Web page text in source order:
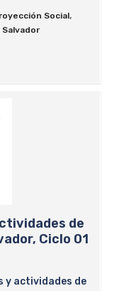
Social,
Salvador
de
Ciclo 01
y actividades de